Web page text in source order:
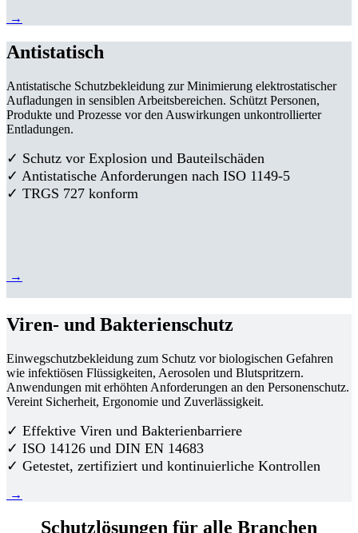
→
Antistatisch
Antistatische Schutzbekleidung zur Minimierung elektrostatischer
Aufladungen in sensiblen Arbeitsbereichen. Schützt Personen,
Produkte und Prozesse vor den Auswirkungen unkontrollierter
Entladungen.
✓ Schutz vor Explosion und Bauteilschäden
✓ Antistatische Anforderungen nach ISO 1149-5
✓ TRGS 727 konform
→
Viren- und Bakterienschutz
Einwegschutzbekleidung zum Schutz vor biologischen Gefahren
wie infektiösen Flüssigkeiten, Aerosolen und Blutspritzern.
Anwendungen mit erhöhten Anforderungen an den Personenschutz.
Vereint Sicherheit, Ergonomie und Zuverlässigkeit.
✓ Effektive Viren und Bakterienbarriere
✓ ISO 14126 und DIN EN 14683
✓ Getestet, zertifiziert und kontinuierliche Kontrollen
→
Schutzlösungen für alle Branchen